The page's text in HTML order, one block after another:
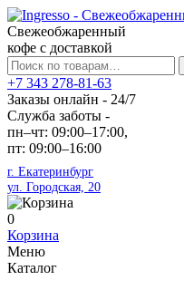
Свежеобжаренный
кофе с доставкой
Искать:
+7 343 278-81-63
Заказы онлайн - 24/7
Служба заботы -
пн–чт: 09:00–17:00,
пт: 09:00–16:00
г. Екатеринбург
ул. Городская, 20
0
Корзина
Меню
Каталог